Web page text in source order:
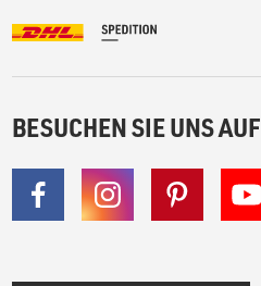
BESUCHEN SIE UNS AUF